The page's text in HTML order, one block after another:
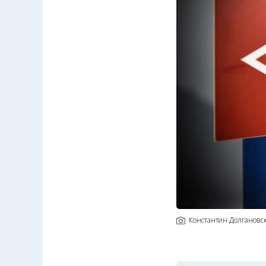
Константин